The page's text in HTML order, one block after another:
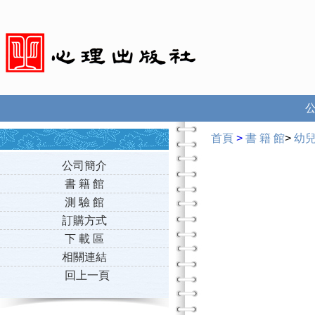
公司簡介
書 籍 館
測 驗 館
訂購方式
下 載 區
相關連結
回上一頁
首頁 > 書 籍 館> 幼